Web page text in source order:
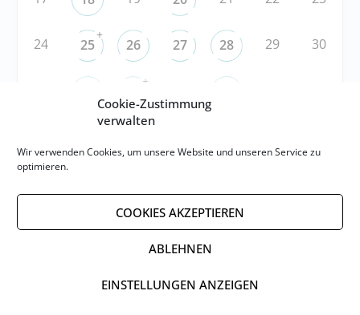
Cookie-Zustimmung
verwalten
Wir verwenden Cookies, um unsere Website und unseren Service zu
optimieren.
COOKIES AKZEPTIEREN
ABLEHNEN
EINSTELLUNGEN ANZEIGEN
24 25
+
26 27 28 29 30
+
RSS